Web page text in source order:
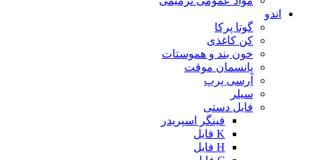
اندو
گوتا پرکا
کن کاغذی
خون بند و هموستات
پانسمان موقت
آرسی پرپ
سیلر
فایل دستی
فینگر اسپریدر
K فایل
H فایل